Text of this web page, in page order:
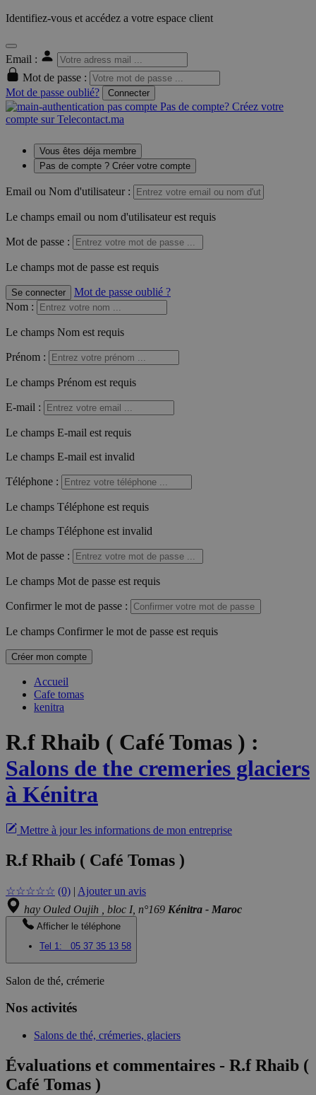
Identifiez-vous et accédez a votre espace client
Email :
Mot de passe :
Mot de passe oublié?
Connecter
Pas de compte? Créez votre
compte sur Telecontact.ma
Vous êtes déja membre
Pas de compte ? Créer votre compte
Email ou Nom d'utilisateur :
Le champs email ou nom d'utilisateur est requis
Mot de passe :
Le champs mot de passe est requis
Se connecter
Mot de passe oublié ?
Nom :
Le champs Nom est requis
Prénom :
Le champs Prénom est requis
E-mail :
Le champs E-mail est requis
Le champs E-mail est invalid
Téléphone :
Le champs Téléphone est requis
Le champs Téléphone est invalid
Mot de passe :
Le champs Mot de passe est requis
Confirmer le mot de passe :
Le champs Confirmer le mot de passe est requis
Créer mon compte
Accueil
Cafe tomas
kenitra
R.f Rhaib ( Café Tomas ) :
Salons de the cremeries glaciers
à Kénitra
Mettre à jour les informations de mon entreprise
R.f Rhaib ( Café Tomas )
☆☆☆☆☆ (0) | Ajouter un avis
hay Ouled Oujih , bloc I, n°169 Kénitra - Maroc
Afficher le téléphone
Tel 1:
05 37 35 13 58
Salon de thé, crémerie
Nos activités
Salons de thé, crémeries, glaciers
Évaluations et commentaires - R.f Rhaib (
Café Tomas )